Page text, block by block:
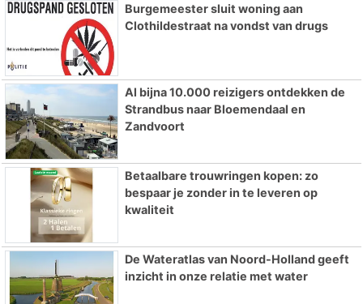
Burgemeester sluit woning aan
Clothildestraat na vondst van drugs
Al bijna 10.000 reizigers ontdekken de
Strandbus naar Bloemendaal en
Zandvoort
Betaalbare trouwringen kopen: zo
bespaar je zonder in te leveren op
kwaliteit
De Wateratlas van Noord-Holland geeft
inzicht in onze relatie met water